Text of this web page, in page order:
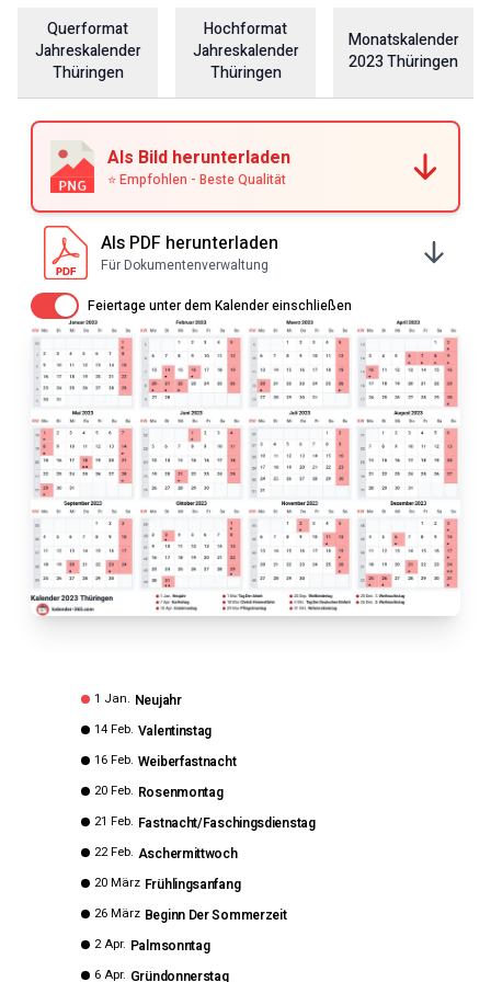
Querformat
Jahreskalender
Thüringen
Hochformat
Jahreskalender
Thüringen
Monatskalender
2023Thüringen
Als Bild herunterladen
⭐ Empfohlen - Beste Qualität
Als PDF herunterladen
Für Dokumentenverwaltung
Av / PåFeiertage unter dem Kalender einschließen
1 Jan. Neujahr
14 Feb. Valentinstag
16 Feb. Weiberfastnacht
20 Feb. Rosenmontag
21 Feb. Fastnacht/Faschingsdienstag
22 Feb. Aschermittwoch
20 März Frühlingsanfang
26 März Beginn Der Sommerzeit
2 Apr. Palmsonntag
6 Apr. Gründonnerstag